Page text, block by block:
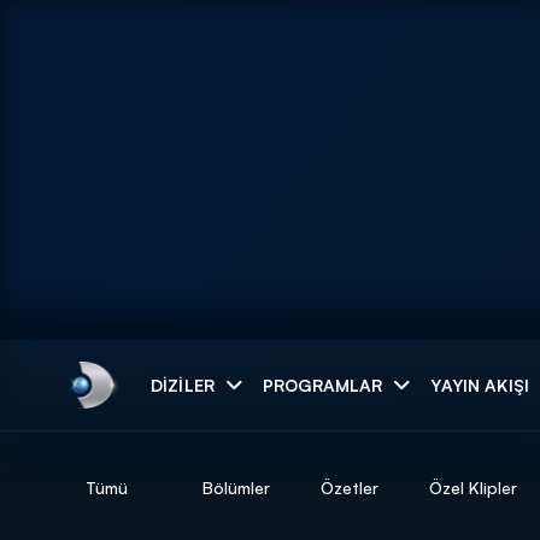
DIZILER PROGRAMLAR YAYIN AKIŞI
Tümü Bölümler Özetler Özel Klipler